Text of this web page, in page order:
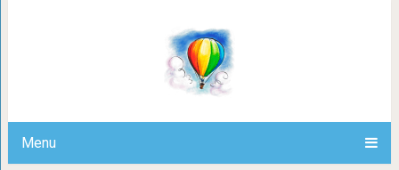
Menu
25 реально классных вещей, глядя